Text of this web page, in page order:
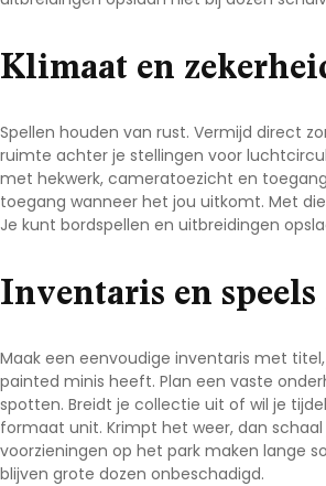
Klimaat en
Spellen houden van rust. Vermijd direct
ruimte achter je stellingen voor
met hekwerk, cameratoezicht en
toegang wanneer het jou uitkomt. Met
Je kunt bordspellen en uitbreidingen
Inventaris en speels
Maak een eenvoudige inventaris met
painted minis heeft. Plan een vaste
spotten. Breidt je collectie uit of wil je
formaat unit. Krimpt het weer, dan
voorzieningen op het park maken lange
blijven grote dozen onbeschadigd.